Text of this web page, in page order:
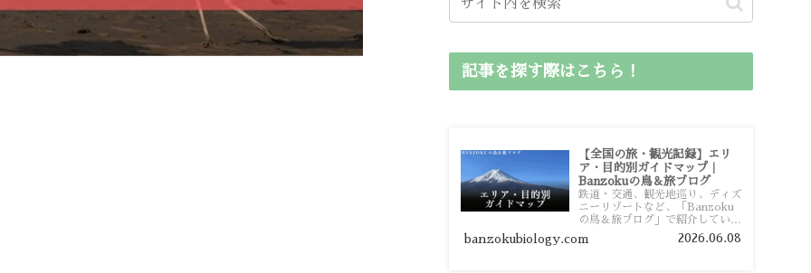
記事を探す際はこちら！
【全国の旅・観光記録】エリ
ア・目的別ガイドマップ｜
Banzokuの鳥＆旅ブログ
鉄道・交通、観光地巡り、ディズ
ニーリゾートなど、「Banzoku
の鳥＆旅ブログ」で紹介している
全国の旅行・観光記録をエリアや
目的別に整理しました。あなたが
banzokubiology.com 2026.06.08